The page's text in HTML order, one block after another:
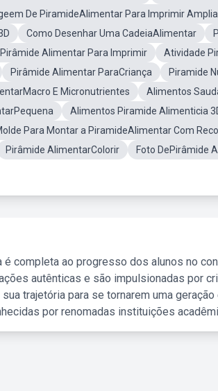
De PiramideAlimentar Para Imprimir
Como Desenhar Uma CadeiaAlimentar
Alimentar Para Imprimir
Atividade
Pirâmide Alimentar ParaCriança
Piramide
E Micronutrientes
Alimentos
Alimentos Piramide Alimenticia
Para Montar a PiramideAlimentar Com
Pirâmide AlimentarColorir
Foto DePirâmide
é completa ao progresso dos alunos no
autênticas e são impulsionadas por
trajetória para se tornarem uma
por renomadas instituições